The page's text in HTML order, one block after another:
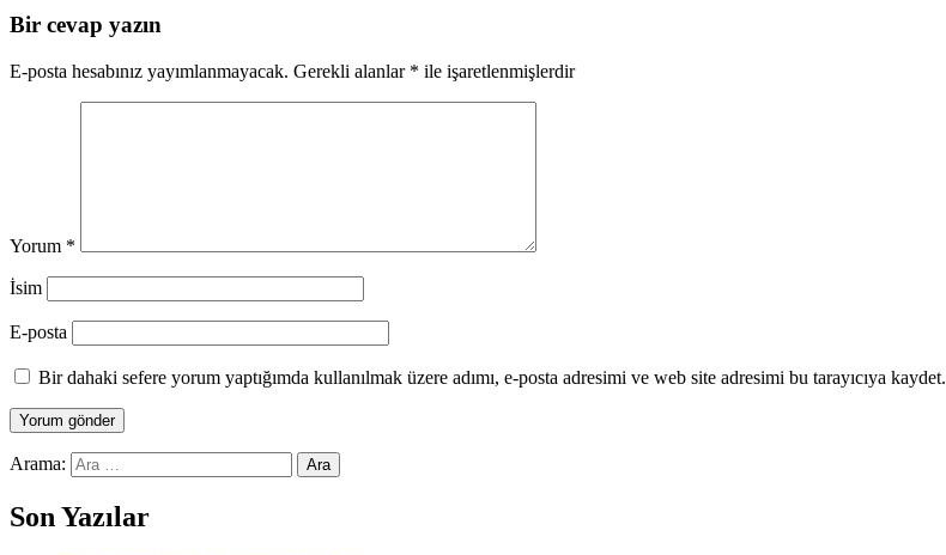
Bir cevap yazın
E-posta hesabınız yayımlanmayacak. Gerekli alanlar * ile işaretlenmişlerdir
Yorum *
İsim
E-posta
Bir dahaki sefere yorum yaptığımda kullanılmak üzere adımı, e-posta adresimi ve web site adresimi bu tarayıcıya kaydet.
Arama:
Son Yazılar